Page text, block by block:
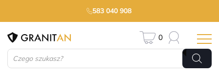
583 040 908
Wyszukiwarka
produktów
0